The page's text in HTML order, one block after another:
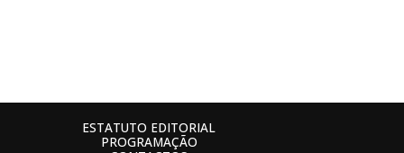
ESTATUTO EDITORIAL
PROGRAMAÇÃO